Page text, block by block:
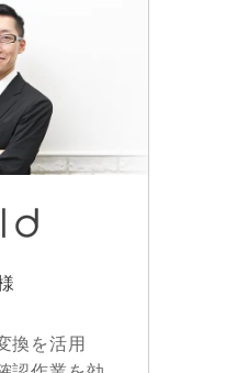
換を活用